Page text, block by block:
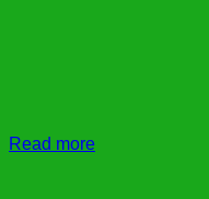
Read more